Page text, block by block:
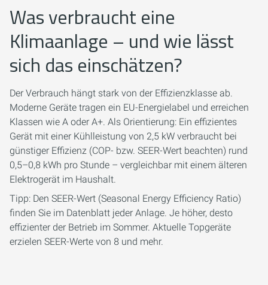
Was verbraucht eine
Klimaanlage – und wie lässt
sich das einschätzen?
Der Verbrauch hängt stark von der Effizienzklasse ab.
Moderne Geräte tragen ein EU-Energielabel und erreichen
Klassen wie A oder A+. Als Orientierung: Ein effizientes
Gerät mit einer Kühlleistung von 2,5 kW verbraucht bei
günstiger Effizienz (COP- bzw. SEER-Wert beachten) rund
0,5–0,8 kWh pro Stunde – vergleichbar mit einem älteren
Elektrogerät im Haushalt.
Tipp: Den SEER-Wert (Seasonal Energy Efficiency Ratio)
finden Sie im Datenblatt jeder Anlage. Je höher, desto
effizienter der Betrieb im Sommer. Aktuelle Topgeräte
erzielen SEER-Werte von 8 und mehr.